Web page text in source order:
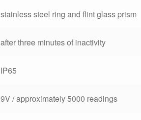
stainless steel ring and flint glass prism
after three minutes of inactivity
IP65
9V / approximately 5000 readings